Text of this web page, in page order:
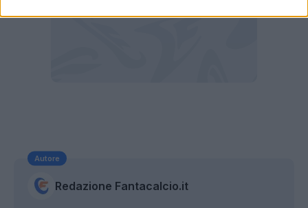
Autore
Redazione Fantacalcio.it